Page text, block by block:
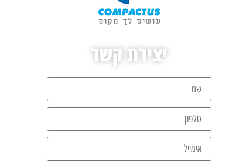
יצירת קשר